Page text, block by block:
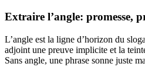
Extraire l’angle: promesse,
L’angle est la ligne d’horizon du
adjoint une preuve implicite et la
Sans angle, une phrase sonne juste